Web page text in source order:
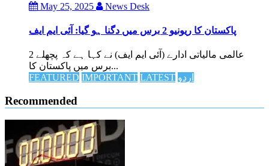
May 25, 2025 News Desk
پاکستان کا ریونیو 2 برس میں دگنا ہو گیا: آئی ایم ایف
عالمی مالیاتی ادارے (آئی ایم ایف) نے کہا ہے کہ پچھلے 2
برس میں پاکستان کا...
FEATURED IMPORTANT LATEST اردو
Recommended